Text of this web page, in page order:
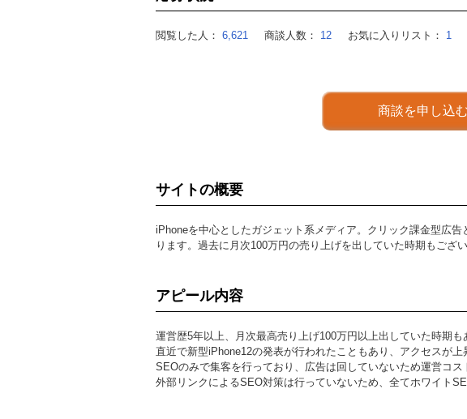
閲覧した人： 6,621 商談人数： 12 お気に入りリスト： 1
商談を申し込む
サイトの概要
iPhoneを中心としたガジェット系メディア。クリック課金型広
ります。過去に月次100万円の売り上げを出していた時期もござい
アピール内容
運営歴5年以上、月次最高売り上げ100万円以上出していた時期も
直近で新型iPhone12の発表が行われたこともあり、アクセスが上
SEOのみで集客を行っており、広告は回していないため運営コス
外部リンクによるSEO対策は行っていないため、全てホワイト